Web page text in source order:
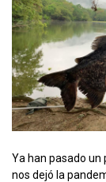
Ya han pasado un
nos dejó la